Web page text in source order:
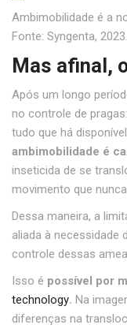
Ambimobilidade é a
Fonte: Syngenta, 2023.
Mas afinal,
Após um longo
no controle de
tudo que há
ambimobilidade é
inseticida de se
movimento que
Dessa maneira, a
aliada à necessidade
controle dessas
Isso é possível por
technology. Na
diferenças na